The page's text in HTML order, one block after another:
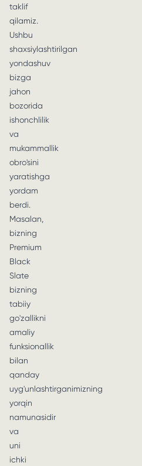
taklif
qilamiz.
Ushbu
shaxsiylashtirilgan
yondashuv
bizga
jahon
bozorida
ishonchlilik
va
mukammallik
obro'sini
yaratishga
yordam
berdi.
Masalan,
bizning
Premium
Black
Slate
bizning
tabiiy
go'zallikni
amaliy
funksionallik
bilan
qanday
uyg'unlashtirganimizning
yorqin
namunasidir
va
uni
ichki